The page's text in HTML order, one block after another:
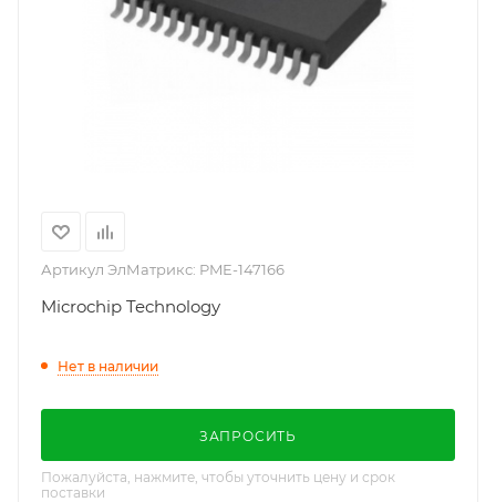
Артикул ЭлМатрикс: PME-147166
Microchip Technology
Нет в наличии
ЗАПРОСИТЬ
Пожалуйста, нажмите, чтобы уточнить цену и срок
поставки